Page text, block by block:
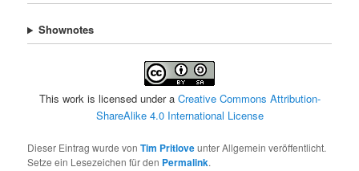
Shownotes
This work is licensed under a Creative Commons Attribution-
ShareAlike 4.0 International License
Dieser Eintrag wurde vonTim Pritloveunter Allgemein veröffentlicht.
Setze ein Lesezeichen für den Permalink.